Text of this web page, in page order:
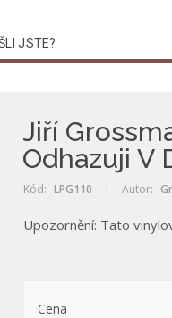
JSTE?
Jiří
Odhazuji V
Kód: LPG110 | Autor:
Upozornění: Tato
Cena